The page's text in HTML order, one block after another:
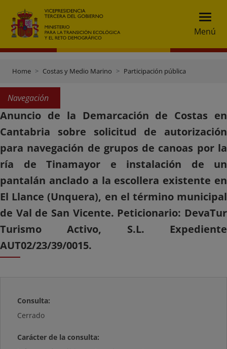
Menú
Home Costas y Medio Marino Participación pública
Navegación
Anuncio de la Demarcación de Costas en
Cantabria sobre solicitud de autorización
para navegación de grupos de canoas por la
ría de Tinamayor e instalación de un
pantalán anclado a la escollera existente en
El Llance (Unquera), en el término municipal
de Val de San Vicente. Peticionario: DevaTur
Turismo Activo, S.L. Expediente
AUT02/23/39/0015.
Consulta:
Cerrado
Carácter de la consulta: